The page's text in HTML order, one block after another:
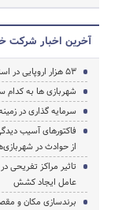
آخرین اخبار شرکت
53 هزار اروپایی در استخدام شهربازی‌ها هستند
شهربازی ها به کدام
سرمایه گذاری در
فاکتورهای آسیب
از حوادث در
تاثیر مراکز تفریحی
عامل ایجاد کشش
برندسازی مکان و